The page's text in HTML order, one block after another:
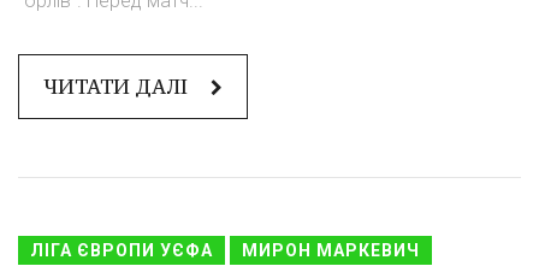
ЧИТАТИ ДАЛІ
ЛІГА ЄВРОПИ УЄФА МИРОН МАРКЕВИЧ